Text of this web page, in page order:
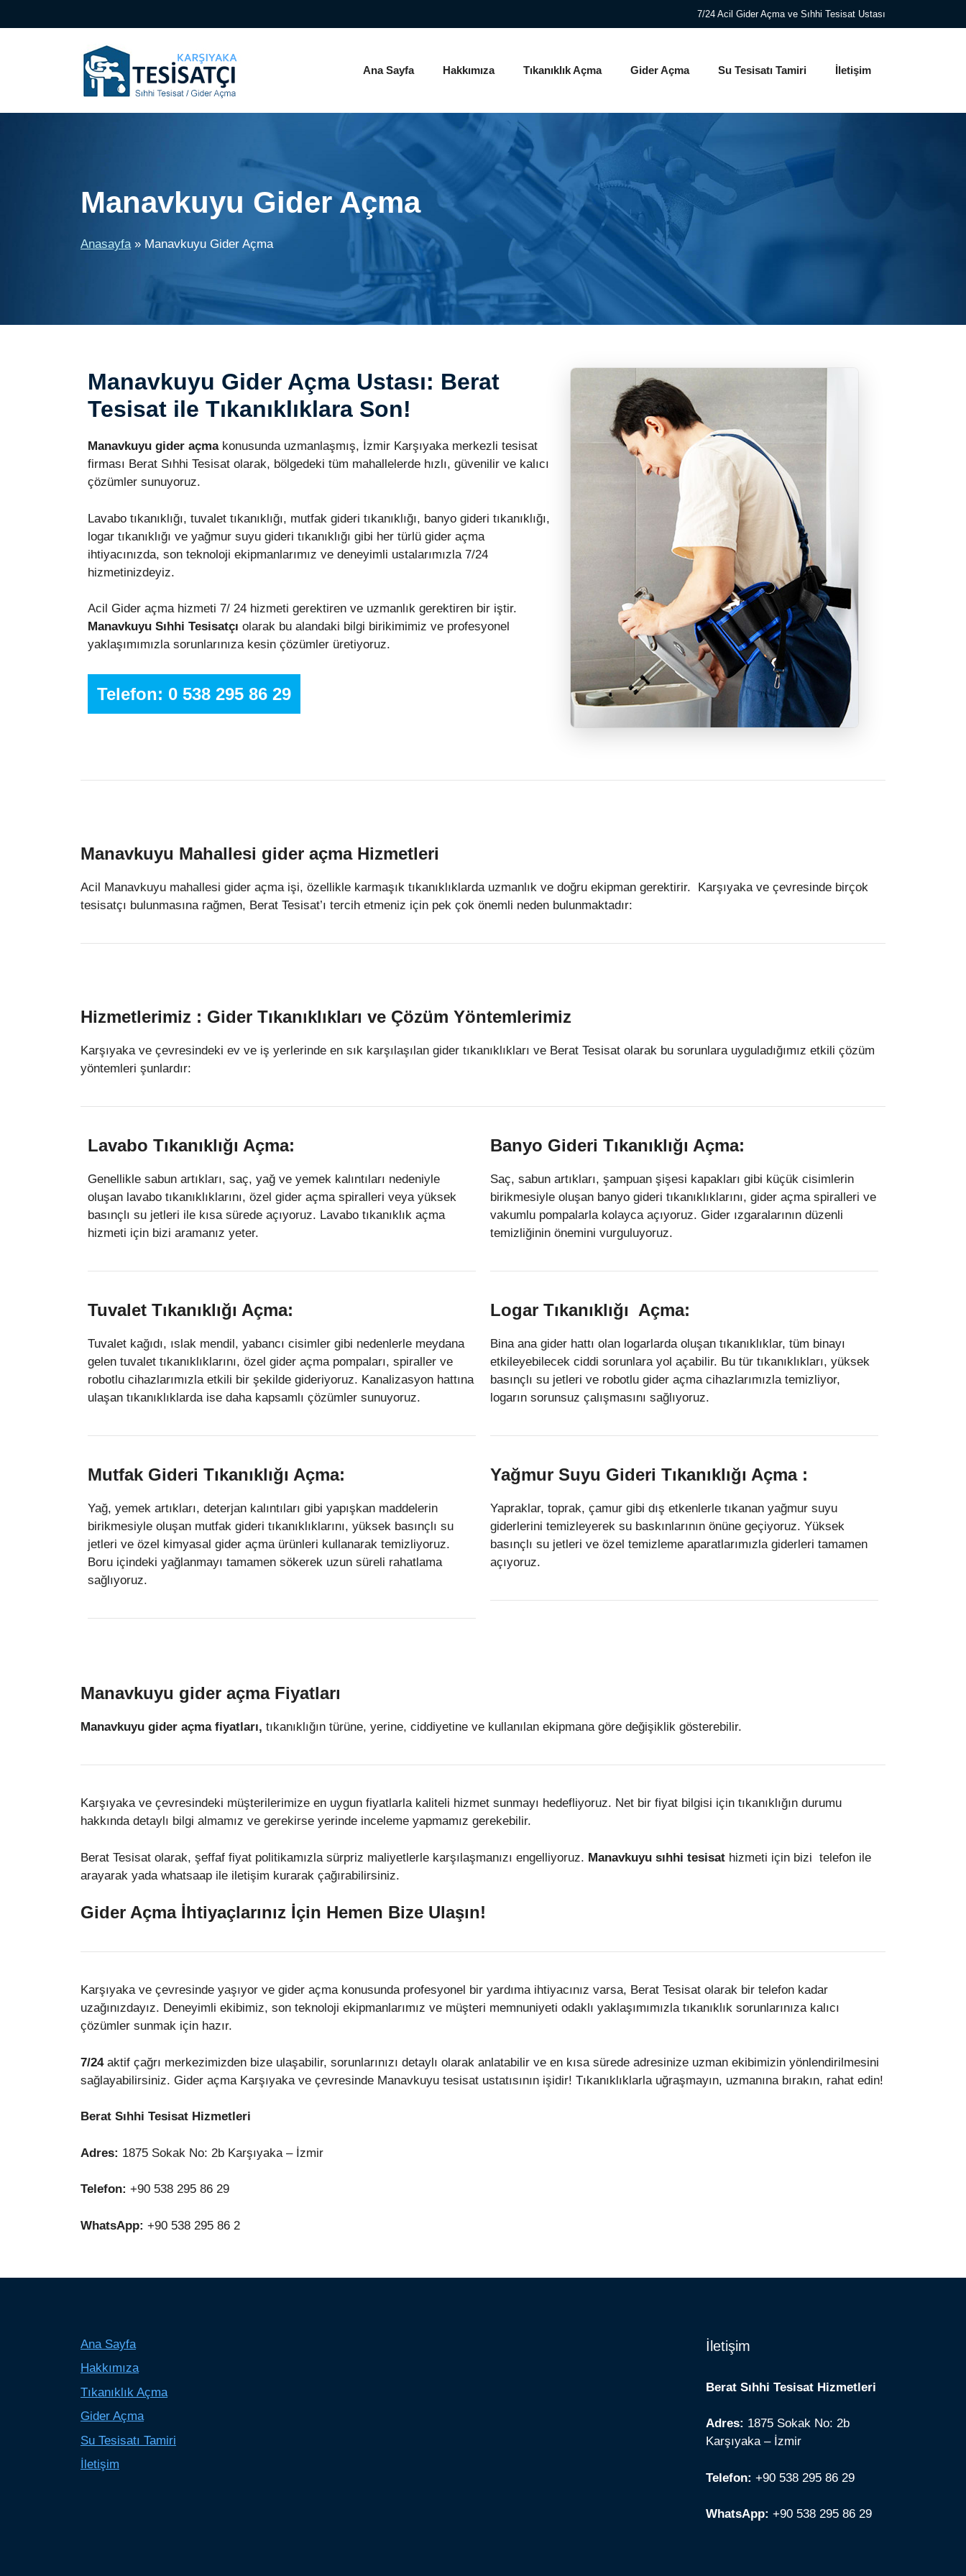
atla
7/24 Acil Gider Açma ve Sıhhi Tesisat Ustası
Ana Sayfa Hakkımıza Tıkanıklık Açma Gider Açma Su Tesisatı Tamiri İletişim
Manavkuyu Gider Açma
Anasayfa» Manavkuyu Gider Açma
Manavkuyu Gider Açma Ustası: Berat
Tesisat ile Tıkanıklıklara Son!
Manavkuyu gider açmakonusunda uzmanlaşmış, İzmir Karşıyaka merkezli tesisat
firması Berat Sıhhi Tesisat olarak, bölgedeki tüm mahallelerde hızlı, güvenilir ve kalıcı
çözümler sunuyoruz.
Lavabo tıkanıklığı, tuvalet tıkanıklığı, mutfak gideri tıkanıklığı, banyo gideri tıkanıklığı,
logar tıkanıklığı ve yağmur suyu gideri tıkanıklığı gibi her türlü gider açma
ihtiyacınızda, son teknoloji ekipmanlarımız ve deneyimli ustalarımızla 7/24
hizmetinizdeyiz.
Acil Gider açma hizmeti 7/ 24 hizmeti gerektiren ve uzmanlık gerektiren bir iştir.
Manavkuyu Sıhhi Tesisatçı olarak bu alandaki bilgi birikimimiz ve profesyonel
yaklaşımımızla sorunlarınıza kesin çözümler üretiyoruz.
Telefon: 0 538 295 86 29
Manavkuyu Mahallesi gider açma Hizmetleri
Acil Manavkuyu mahallesi gider açma işi, özellikle karmaşık tıkanıklıklarda uzmanlık ve doğru ekipman gerektirir. Karşıyaka ve çevresinde birçok
tesisatçı bulunmasına rağmen, Berat Tesisat’ı tercih etmeniz için pek çok önemli neden bulunmaktadır:
Hizmetlerimiz : Gider Tıkanıklıkları ve Çözüm Yöntemlerimiz
Karşıyaka ve çevresindeki ev ve iş yerlerinde en sık karşılaşılan gider tıkanıklıkları ve Berat Tesisat olarak bu sorunlara uyguladığımız etkili çözüm
yöntemleri şunlardır:
Lavabo Tıkanıklığı Açma:
Genellikle sabun artıkları, saç, yağ ve yemek kalıntıları nedeniyle
oluşan lavabo tıkanıklıklarını, özel gider açma spiralleri veya yüksek
basınçlı su jetleri ile kısa sürede açıyoruz. Lavabo tıkanıklık açma
hizmeti için bizi aramanız yeter.
Tuvalet Tıkanıklığı Açma:
Tuvalet kağıdı, ıslak mendil, yabancı cisimler gibi nedenlerle meydana
gelen tuvalet tıkanıklıklarını, özel gider açma pompaları, spiraller ve
robotlu cihazlarımızla etkili bir şekilde gideriyoruz. Kanalizasyon hattına
ulaşan tıkanıklıklarda ise daha kapsamlı çözümler sunuyoruz.
Mutfak Gideri Tıkanıklığı Açma:
Yağ, yemek artıkları, deterjan kalıntıları gibi yapışkan maddelerin
birikmesiyle oluşan mutfak gideri tıkanıklıklarını, yüksek basınçlı su
jetleri ve özel kimyasal gider açma ürünleri kullanarak temizliyoruz.
Boru içindeki yağlanmayı tamamen sökerek uzun süreli rahatlama
sağlıyoruz.
Banyo Gideri Tıkanıklığı Açma:
Saç, sabun artıkları, şampuan şişesi kapakları gibi küçük cisimlerin
birikmesiyle oluşan banyo gideri tıkanıklıklarını, gider açma spiralleri ve
vakumlu pompalarla kolayca açıyoruz. Gider ızgaralarının düzenli
temizliğinin önemini vurguluyoruz.
Logar Tıkanıklığı Açma:
Bina ana gider hattı olan logarlarda oluşan tıkanıklıklar, tüm binayı
etkileyebilecek ciddi sorunlara yol açabilir. Bu tür tıkanıklıkları, yüksek
basınçlı su jetleri ve robotlu gider açma cihazlarımızla temizliyor,
logarın sorunsuz çalışmasını sağlıyoruz.
Yağmur Suyu Gideri Tıkanıklığı Açma :
Yapraklar, toprak, çamur gibi dış etkenlerle tıkanan yağmur suyu
giderlerini temizleyerek su baskınlarının önüne geçiyoruz. Yüksek
basınçlı su jetleri ve özel temizleme aparatlarımızla giderleri tamamen
açıyoruz.
Manavkuyu gider açma Fiyatları
Manavkuyu gider açma fiyatları, tıkanıklığın türüne, yerine, ciddiyetine ve kullanılan ekipmana göre değişiklik gösterebilir.
Karşıyaka ve çevresindeki müşterilerimize en uygun fiyatlarla kaliteli hizmet sunmayı hedefliyoruz. Net bir fiyat bilgisi için tıkanıklığın durumu
hakkında detaylı bilgi almamız ve gerekirse yerinde inceleme yapmamız gerekebilir.
Berat Tesisat olarak, şeffaf fiyat politikamızla sürpriz maliyetlerle karşılaşmanızı engelliyoruz. Manavkuyu sıhhi tesisat hizmeti için bizi telefon ile
arayarak yada whatsaap ile iletişim kurarak çağırabilirsiniz.
Gider Açma İhtiyaçlarınız İçin Hemen Bize Ulaşın!
Karşıyaka ve çevresinde yaşıyor ve gider açma konusunda profesyonel bir yardıma ihtiyacınız varsa, Berat Tesisat olarak bir telefon kadar
uzağınızdayız. Deneyimli ekibimiz, son teknoloji ekipmanlarımız ve müşteri memnuniyeti odaklı yaklaşımımızla tıkanıklık sorunlarınıza kalıcı
çözümler sunmak için hazır.
7/24aktif çağrı merkezimizden bize ulaşabilir, sorunlarınızı detaylı olarak anlatabilir ve en kısa sürede adresinize uzman ekibimizin yönlendirilmesini
sağlayabilirsiniz. Gider açma Karşıyaka ve çevresinde Manavkuyu tesisat ustatısının işidir! Tıkanıklıklarla uğraşmayın, uzmanına bırakın, rahat edin!
Berat Sıhhi Tesisat Hizmetleri
Adres: 1875 Sokak No: 2b Karşıyaka – İzmir
Telefon: +90 538 295 86 29
WhatsApp: +90 538 295 86 2
Ana Sayfa
Hakkımıza
Tıkanıklık Açma
Gider Açma
Su Tesisatı Tamiri
İletişim
İletişim
Berat Sıhhi Tesisat Hizmetleri
Adres: 1875 Sokak No: 2b
Karşıyaka – İzmir
Telefon: +90 538 295 86 29
WhatsApp: +90 538 295 86 29